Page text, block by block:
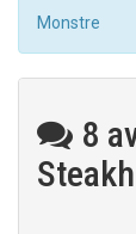
Monstre
8